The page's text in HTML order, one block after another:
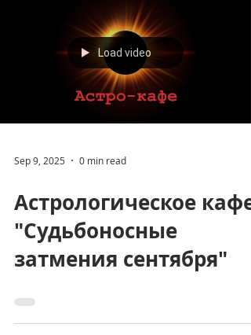
Sep 9, 2025 0 min read
Астрологическое кафе
"Судьбоносные